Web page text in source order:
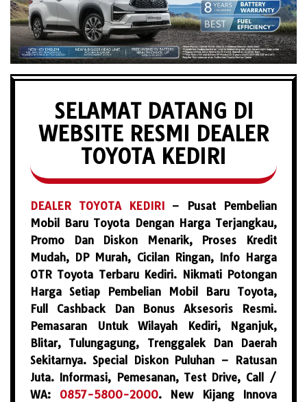
SELAMAT DATANG DI
WEBSITE RESMI DEALER
TOYOTA KEDIRI
DEALER TOYOTA KEDIRI– Pusat Pembelian
Mobil Baru Toyota Dengan Harga Terjangkau,
Promo Dan Diskon Menarik, Proses Kredit
Mudah, DP Murah, Cicilan Ringan, Info Harga
OTR Toyota Terbaru Kediri. Nikmati Potongan
Harga Setiap Pembelian Mobil Baru Toyota,
Full Cashback Dan Bonus Aksesoris Resmi.
Pemasaran Untuk Wilayah Kediri, Nganjuk,
Blitar, Tulungagung, Trenggalek Dan Daerah
Sekitarnya. Special Diskon Puluhan – Ratusan
Juta. Informasi, Pemesanan, Test Drive, Call /
WA: 0857-5800-2000. New Kijang Innova